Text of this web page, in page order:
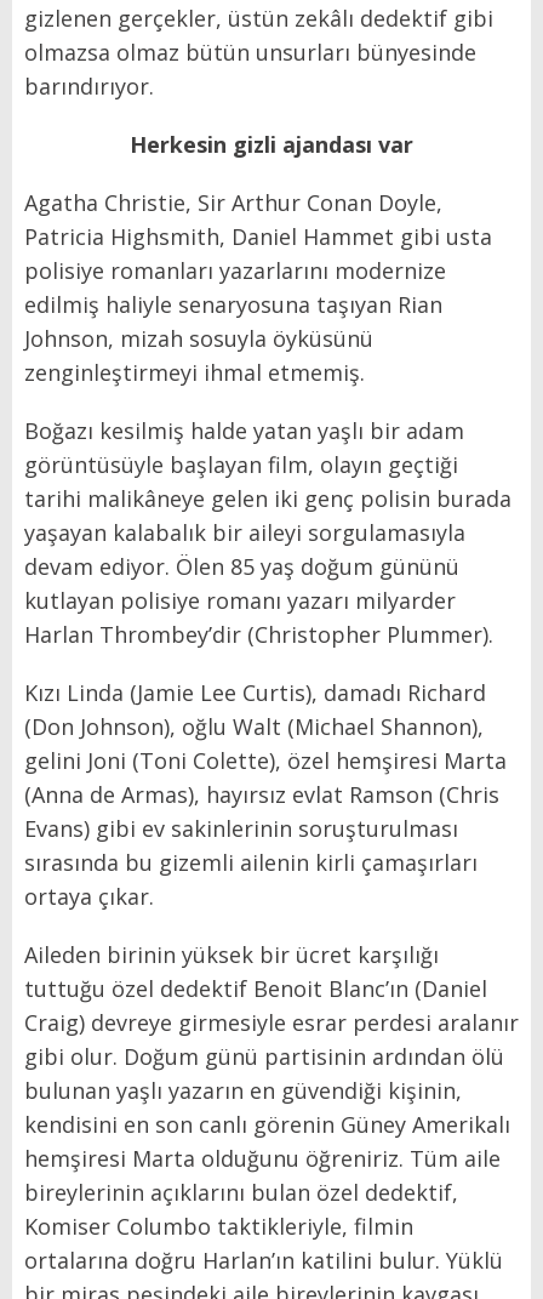
gizlenen gerçekler, üstün zekâlı dedektif gibi
olmazsa olmaz bütün unsurları bünyesinde
barındırıyor.
Herkesin gizli ajandası var
Agatha Christie, Sir Arthur Conan Doyle,
Patricia Highsmith, Daniel Hammet gibi usta
polisiye romanları yazarlarını modernize
edilmiş haliyle senaryosuna taşıyan Rian
Johnson, mizah sosuyla öyküsünü
zenginleştirmeyi ihmal etmemiş.
Boğazı kesilmiş halde yatan yaşlı bir adam
görüntüsüyle başlayan film, olayın geçtiği
tarihi malikâneye gelen iki genç polisin burada
yaşayan kalabalık bir aileyi sorgulamasıyla
devam ediyor. Ölen 85 yaş doğum gününü
kutlayan polisiye romanı yazarı milyarder
Harlan Thrombey’dir (Christopher Plummer).
Kızı Linda (Jamie Lee Curtis), damadı Richard
(Don Johnson), oğlu Walt (Michael Shannon),
gelini Joni (Toni Colette), özel hemşiresi Marta
(Anna de Armas), hayırsız evlat Ramson (Chris
Evans) gibi ev sakinlerinin soruşturulması
sırasında bu gizemli ailenin kirli çamaşırları
ortaya çıkar.
Aileden birinin yüksek bir ücret karşılığı
tuttuğu özel dedektif Benoit Blanc’ın (Daniel
Craig) devreye girmesiyle esrar perdesi aralanır
gibi olur. Doğum günü partisinin ardından ölü
bulunan yaşlı yazarın en güvendiği kişinin,
kendisini en son canlı görenin Güney Amerikalı
hemşiresi Marta olduğunu öğreniriz. Tüm aile
bireylerinin açıklarını bulan özel dedektif,
Komiser Columbo taktikleriyle, filmin
ortalarına doğru Harlan’ın katilini bulur. Yüklü